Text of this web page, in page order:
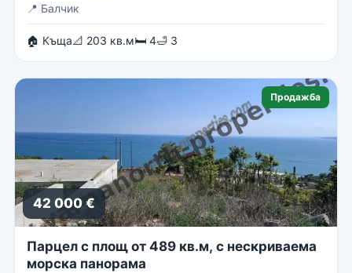
📍 Балчик
🏠 Къща📐 203 кв.м🛏 4🛁 3
Продажба
42 000 €
Парцел с площ от 489 кв.м, с нескриваема
морска панорама